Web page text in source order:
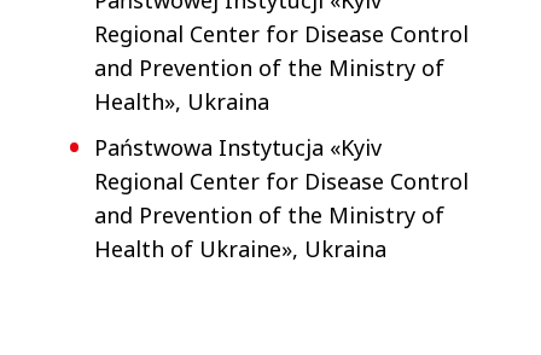
Regional Center for Disease Control
and Prevention of the Ministry of
Health», Ukraina
Państwowa Instytucja «Kyiv
Regional Center for Disease Control
and Prevention of the Ministry of
Health of Ukraine», Ukraina